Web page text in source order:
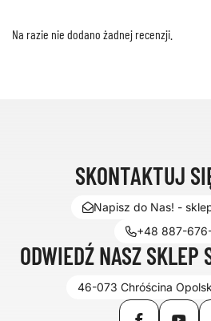
Na razie nie dodano żadnej recenzji.
SKONTAKTUJ
Napisz do Nas! -
+48 887-
ODWIEDŹ NASZ SKLEP
46-073 Chróścina
Facebook